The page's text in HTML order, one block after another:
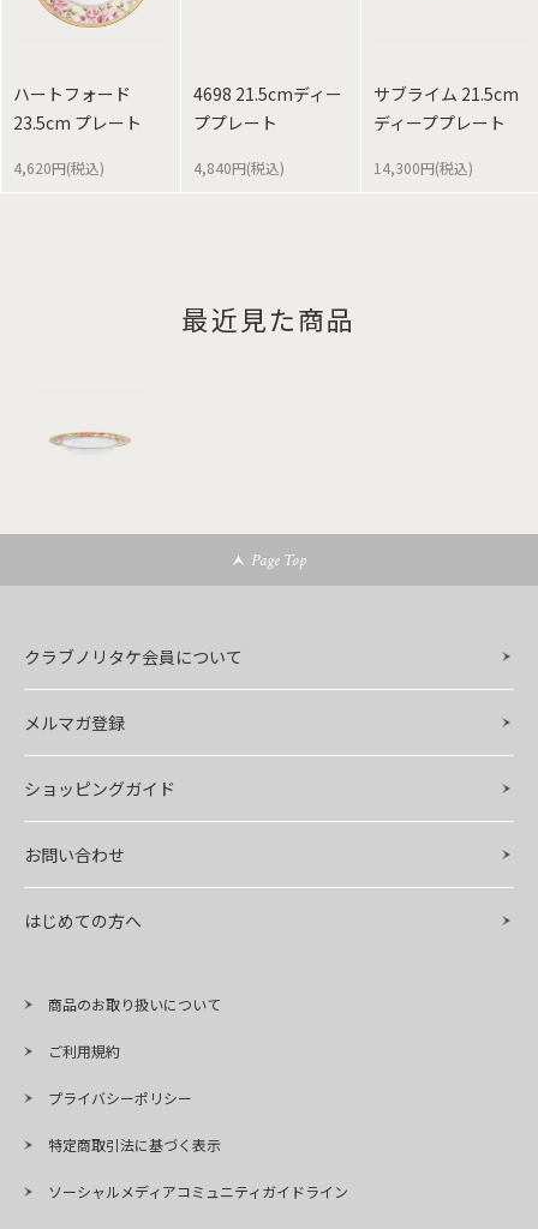
ハートフォード
23.5cm プレート
4,620円(税込)
4698 21.5cmディー
ププレート
4,840円(税込)
サブライム 21.5cm
ディーププレート
14,300円(税込)
最近見た商品
Page Top
クラブノリタケ会員について
メルマガ登録
ショッピングガイド
お問い合わせ
はじめての方へ
商品のお取り扱いについて
ご利用規約
プライバシーポリシー
特定商取引法に基づく表示
ソーシャルメディアコミュニティガイドライン